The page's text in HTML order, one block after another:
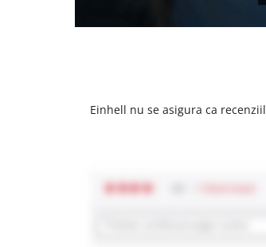
Einhell nu se asigura ca